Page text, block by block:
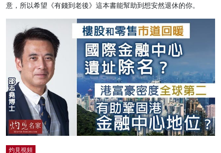
意，所以希望《有錢到老後》這本書能幫助到想安然退休的你。
灼見視頻